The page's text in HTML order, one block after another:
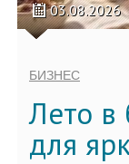
03.08.2026
БИЗНЕС
Лето в
для